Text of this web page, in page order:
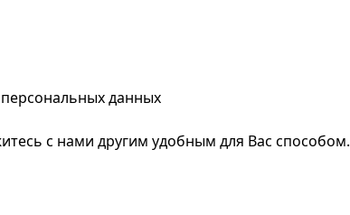
данных
с нами другим удобным для Вас способом.